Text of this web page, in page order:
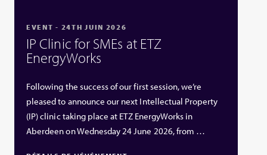
EVENT - 24TH JUIN 2026
IP Clinic for SMEs at ETZ
EnergyWorks
Following the success of our first session, we’re
pleased to announce our next Intellectual Property
(IP) clinic taking place at ETZ EnergyWorks in
Aberdeen on Wednesday 24 June 2026, from …